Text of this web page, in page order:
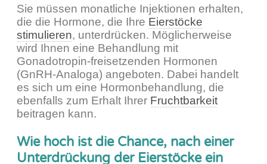
Sie müssen monatliche Injektionen erhalten,
die die Hormone, die Ihre Eierstöcke
stimulieren, unterdrücken. Möglicherweise
wird Ihnen eine Behandlung mit
Gonadotropin-freisetzenden Hormonen
(GnRH-Analoga) angeboten. Dabei handelt
es sich um eine Hormonbehandlung, die
ebenfalls zum Erhalt Ihrer Fruchtbarkeit
beitragen kann.
Wie hoch ist die Chance, nach einer
Unterdrückung der Eierstöcke ein